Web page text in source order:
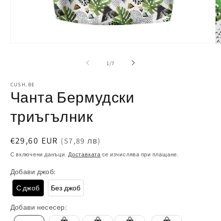
в
модален
елемент
1 /от
7
CUSH.BE
Чанта Бермудски
триъгълник
Обичайна
цена
€29,60 EUR (57,89 лв)
С включени данъци.Доставката се изчислява при плащане.
Добави джоб:
С джоб Без джоб
Добави несесер: